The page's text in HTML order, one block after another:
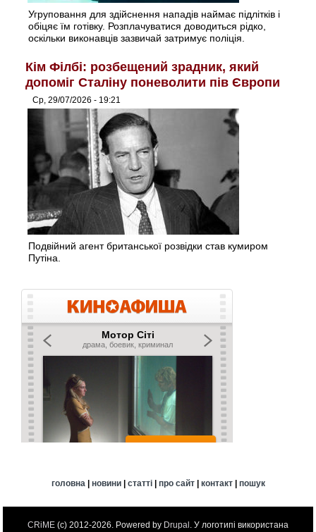
Угруповання для здійснення нападів наймає підлітків і
обіцяє їм готівку. Розплачуватися доводиться рідко,
оскільки виконавців зазвичай затримує поліція.
Кім Філбі: розбещений зрадник, який
допоміг Сталіну поневолити пів Європи
Ср, 29/07/2026 - 19:21
Подвійний агент британської розвідки став кумиром
Путіна.
головна | новини| статті| про сайт| контакт| пошук
CRiME (c) 2012-2026. Powered by Drupal . У логотипі використана